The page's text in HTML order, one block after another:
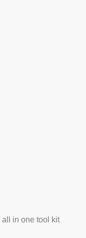
all in one tool kit